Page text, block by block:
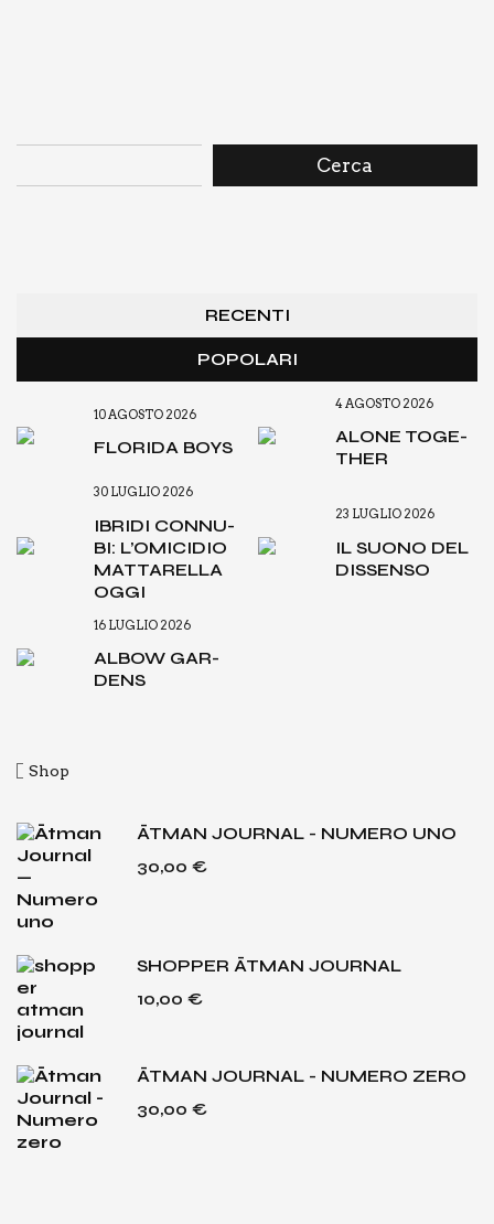
Cerca
RECENTI
POPOLARI
10 AGOSTO 2026
FLO­RI­DA BOYS
4 AGOSTO 2026
ALO­NE TOGE­
THER
30 LUGLIO 2026
IBRI­DI CON­NU­
BI: L’O­MI­CI­DIO
MAT­TA­REL­LA
OGGI
23 LUGLIO 2026
IL SUO­NO DEL
DIS­SEN­SO
16 LUGLIO 2026
ALBOW GAR­
DENS
Shop
ĀTMAN JOURNAL - NUMERO UNO
30,00 €
SHOPPER ĀTMAN JOURNAL
10,00 €
ĀTMAN JOURNAL - NUMERO ZERO
30,00 €